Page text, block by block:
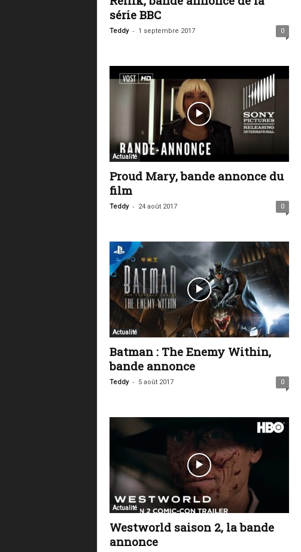
série BBC
Teddy - 1 septembre 2017 0
Actualité
Proud Mary, bande annonce du
film
Teddy - 24 août 2017 0
Actualité
Batman : The Enemy Within,
bande annonce
Teddy - 5 août 2017 0
Actualité
Westworld saison 2, la bande
annonce